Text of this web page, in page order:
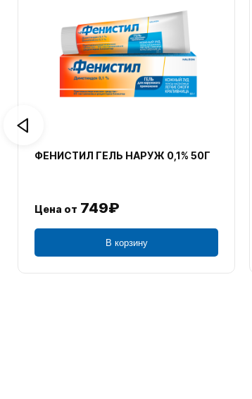
ФЕНИСТИЛ ГЕЛЬ НАРУЖ 0,1% 50Г
Цена от 749₽
В корзину